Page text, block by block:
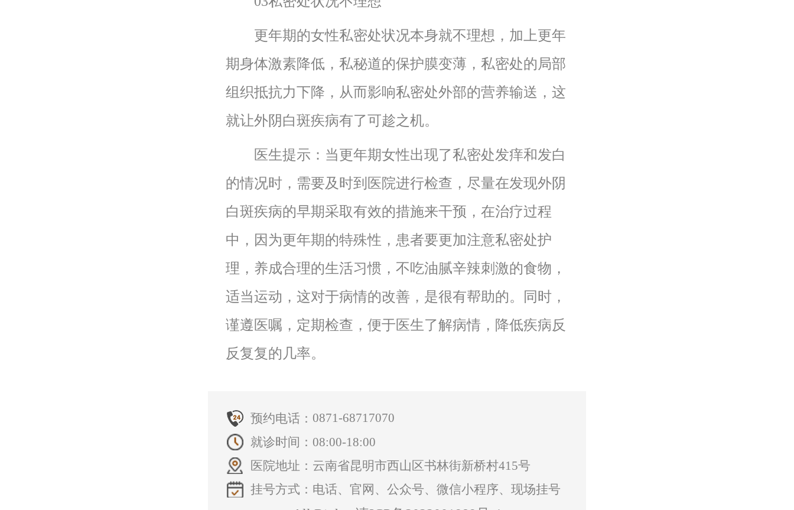
更年期的女性私密处状况本身就不理想，加上更年
期身体激素降低，私秘道的保护膜变薄，私密处的局部
组织抵抗力下降，从而影响私密处外部的营养输送，这
就让外阴白斑疾病有了可趁之机。
医生提示：当更年期女性出现了私密处发痒和发白
的情况时，需要及时到医院进行检查，尽量在发现外阴
白斑疾病的早期采取有效的措施来干预，在治疗过程
中，因为更年期的特殊性，患者要更加注意私密处护
理，养成合理的生活习惯，不吃油腻辛辣刺激的食物，
适当运动，这对于病情的改善，是很有帮助的。同时，
谨遵医嘱，定期检查，便于医生了解病情，降低疾病反
反复复的几率。
预约电话： 0871-68717070
就诊时间：08:00-18:00
医院地址：云南省昆明市西山区书林街新桥村415号
挂号方式：电话、官网、公众号、微信小程序、现场挂号